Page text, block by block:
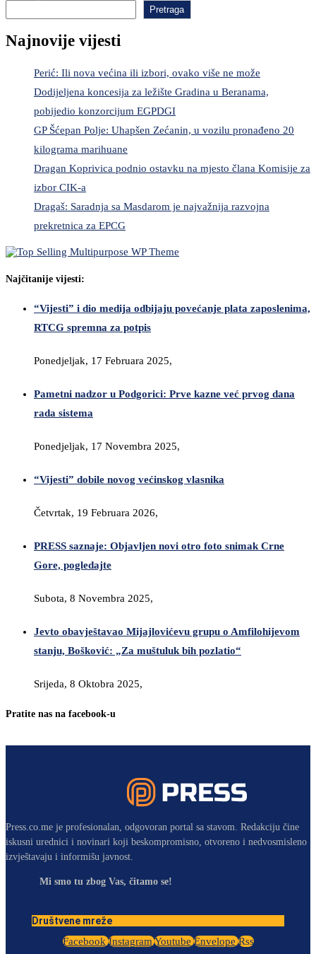
Pretraga
Najnovije vijesti
Perić: Ili nova većina ili izbori, ovako više ne može
Dodijeljena koncesija za ležište Gradina u Beranama,
pobijedio konzorcijum EGPDGI
GP Šćepan Polje: Uhapšen Zećanin, u vozilu pronađeno 20
kilograma marihuane
Dragan Koprivica podnio ostavku na mjesto člana Komisije za
izbor CIK-a
Dragaš: Saradnja sa Masdarom je najvažnija razvojna
prekretnica za EPCG
Najčitanije vijesti:
“Vijesti” i dio medija odbijaju povećanje plata zaposlenima,
RTCG spremna za potpis
Ponedjeljak, 17 Februara 2025,
Pametni nadzor u Podgorici: Prve kazne već prvog dana
rada sistema
Ponedjeljak, 17 Novembra 2025,
“Vijesti” dobile novog većinskog vlasnika
Četvrtak, 19 Februara 2026,
PRESS saznaje: Objavljen novi otro foto snimak Crne
Gore, pogledajte
Subota, 8 Novembra 2025,
Jevto obavještavao Mijajlovićevu grupu o Amfilohijevom
stanju, Bošković: „Za muštuluk bih pozlatio“
Srijeda, 8 Oktobra 2025,
Pratite nas na facebook-u
Press.co.me je profesionalan, odgovoran portal sa stavom. Redakciju čine
iskusni urednici i novinari koji beskompromisno, otvoreno i nedvosmisleno
izvještavaju i informišu javnost.
Mi smo tu zbog Vas, čitamo se!
Društvene mreže
Facebook Instagram Youtube Envelope Rss